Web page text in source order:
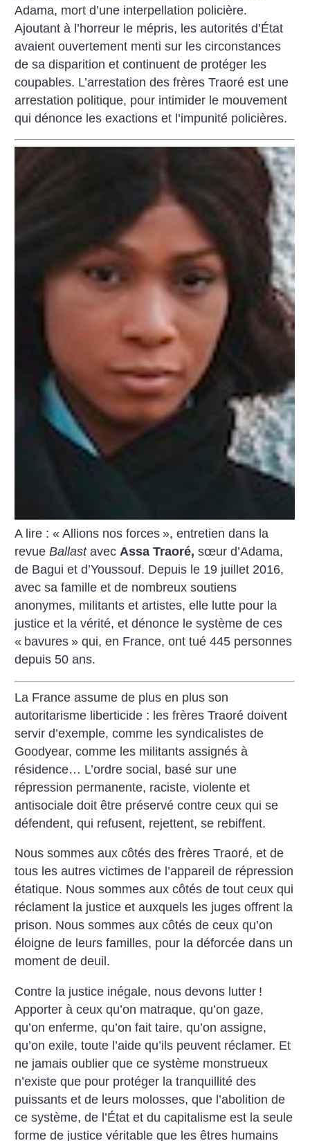
Adama, mort d’une interpellation policière.
Ajoutant à l’horreur le mépris, les autorités d’État
avaient ouvertement menti sur les circonstances
de sa disparition et continuent de protéger les
coupables. L’arrestation des frères Traoré est une
arrestation politique, pour intimider le mouvement
qui dénonce les exactions et l’impunité policières.
A lire : « Allions nos forces », entretien dans la
revueBallastavecAssa Traoré, sœur d’Adama,
de Bagui et d’Youssouf. Depuis le 19 juillet 2016,
avec sa famille et de nombreux soutiens
anonymes, militants et artistes, elle lutte pour la
justice et la vérité, et dénonce le système de ces
« bavures » qui, en France, ont tué 445 personnes
depuis 50 ans.
La France assume de plus en plus son
autoritarisme liberticide : les frères Traoré doivent
servir d’exemple, comme les syndicalistes de
Goodyear, comme les militants assignés à
résidence… L’ordre social, basé sur une
répression permanente, raciste, violente et
antisociale doit être préservé contre ceux qui se
défendent, qui refusent, rejettent, se rebiffent.
Nous sommes aux côtés des frères Traoré, et de
tous les autres victimes de l’appareil de répression
étatique. Nous sommes aux côtés de tout ceux qui
réclament la justice et auxquels les juges offrent la
prison. Nous sommes aux côtés de ceux qu’on
éloigne de leurs familles, pour la déforcée dans un
moment de deuil.
Contre la justice inégale, nous devons lutter !
Apporter à ceux qu’on matraque, qu’on gaze,
qu’on enferme, qu’on fait taire, qu’on assigne,
qu’on exile, toute l’aide qu’ils peuvent réclamer. Et
ne jamais oublier que ce système monstrueux
n’existe que pour protéger la tranquillité des
puissants et de leurs molosses, que l’abolition de
ce système, de l’État et du capitalisme est la seule
forme de justice véritable que les êtres humains